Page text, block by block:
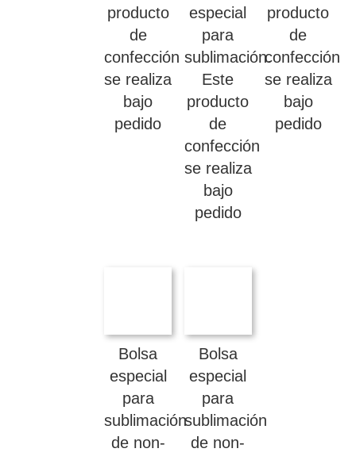
producto
de
confección
se realiza
bajo
pedido
especial
para
sublimación.
Este
producto
de
confección
se realiza
bajo
pedido
producto
de
confección
se realiza
bajo
pedido
Bolsa
especial
para
sublimación
de non-
Bolsa
especial
para
sublimación
de non-